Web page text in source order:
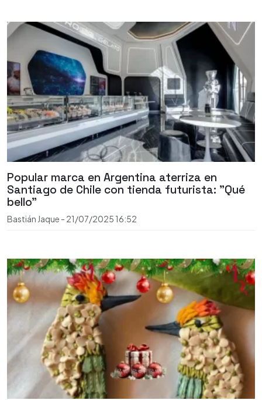
Popular marca en Argentina aterriza en
Santiago de Chile con tienda futurista: "Qué
bello"
Bastián Jaque - 21/07/2025 16:52